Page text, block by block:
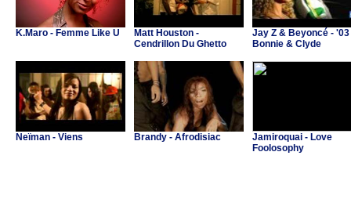
K.Maro - Femme Like U
Matt Houston -
Cendrillon Du Ghetto
Jay Z & Beyoncé - '03
Bonnie & Clyde
Neïman - Viens Brandy - Afrodisiac
Jamiroquai - Love
Foolosophy